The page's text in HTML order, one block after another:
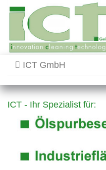
ICT GmbH
ICT - Ihr Spezialist für: